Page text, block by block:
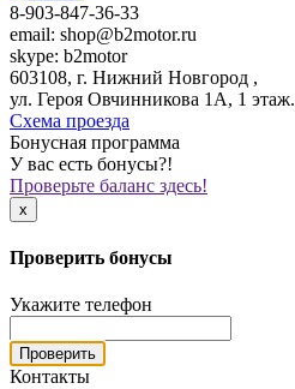
8-903-847-36-33
email: shop@b2motor.ru
skype: b2motor
603108, г. Нижний Новгород ,
ул. Героя Овчинникова 1А, 1 этаж.
Схема проезда
Бонусная программа
У вас есть бонусы?!
Проверьте баланс здесь!
x
Проверить бонусы
Укажите телефон
Проверить
Контакты